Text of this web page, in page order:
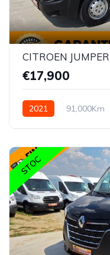
€17,900
2021 91,000Km
STOC